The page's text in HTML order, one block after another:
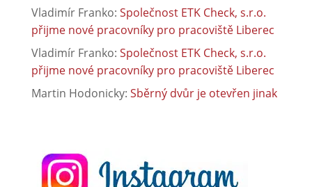
Vladimír Franko: Společnost ETK Check, s.r.o.
přijme nové pracovníky pro pracoviště Liberec
Vladimír Franko: Společnost ETK Check, s.r.o.
přijme nové pracovníky pro pracoviště Liberec
Martin Hodonicky: Sběrný dvůr je otevřen jinak